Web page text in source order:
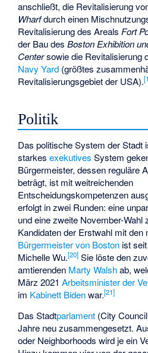
anschließt, die Revitalisierung
Wharfdurch einen
Revitalisierung des Areals Fort
der Bau desBoston Exhibition
Centersowie die Revitalisierung
Navy Yard (größtes
Revitalisierungsgebiet der USA).[
Politik
Das politische System der Stadt
starkesexekutives System
Bürgermeister, dessen reguläre
beträgt, ist mit weitreichenden
Entscheidungskompetenzen
erfolgt in zwei Runden: eine
und eine zweite November-Wahl
Kandidaten der Erstwahl mit den
Bürgermeister von Boston ist
Michelle Wu.[20] Sie löste den
amtierenden Marty Walshab,
März 2021Arbeitsminister der
im Kabinett Bidenwar.[21]
Das Stadtparlament (City
Jahre neu zusammengesetzt.
oder Neighborhoods wird je ein